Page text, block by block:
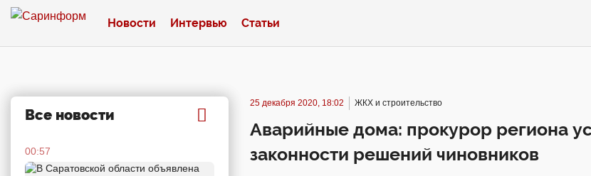
Новости Интервью Статьи
Все новости
00:57
25 декабря 2020, 18:02 ЖКХ и строительство
Аварийные дома: прокурор региона
законности решений чиновников